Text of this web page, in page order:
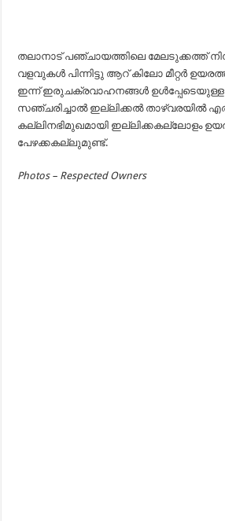
തലാനാട് പഞ്ചായത്തിലെ മേലടുക്കത്ത്
വളവുകൾ പിന്നിട്ടു ആറ് കിലോ മീറ്റർ
ഇന്ന് ഇരുചക്രവാഹനങ്ങൾ
സഞ്ചരിച്ചാൽ ഇല്ലിക്കൽ താഴ്വരയിൽ
കല്ലിനഭിമുഖമായി ഇല്ലിക്കകല്ലോളം
പേഴക്കകല്ലുമുണ്ട്.
Photos – Respected Owners